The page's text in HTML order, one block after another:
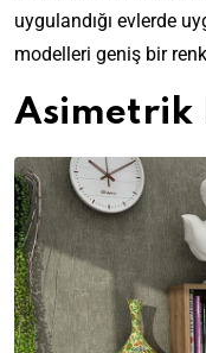
uygulandığı evlerde
modelleri geniş bir
Asimetrik